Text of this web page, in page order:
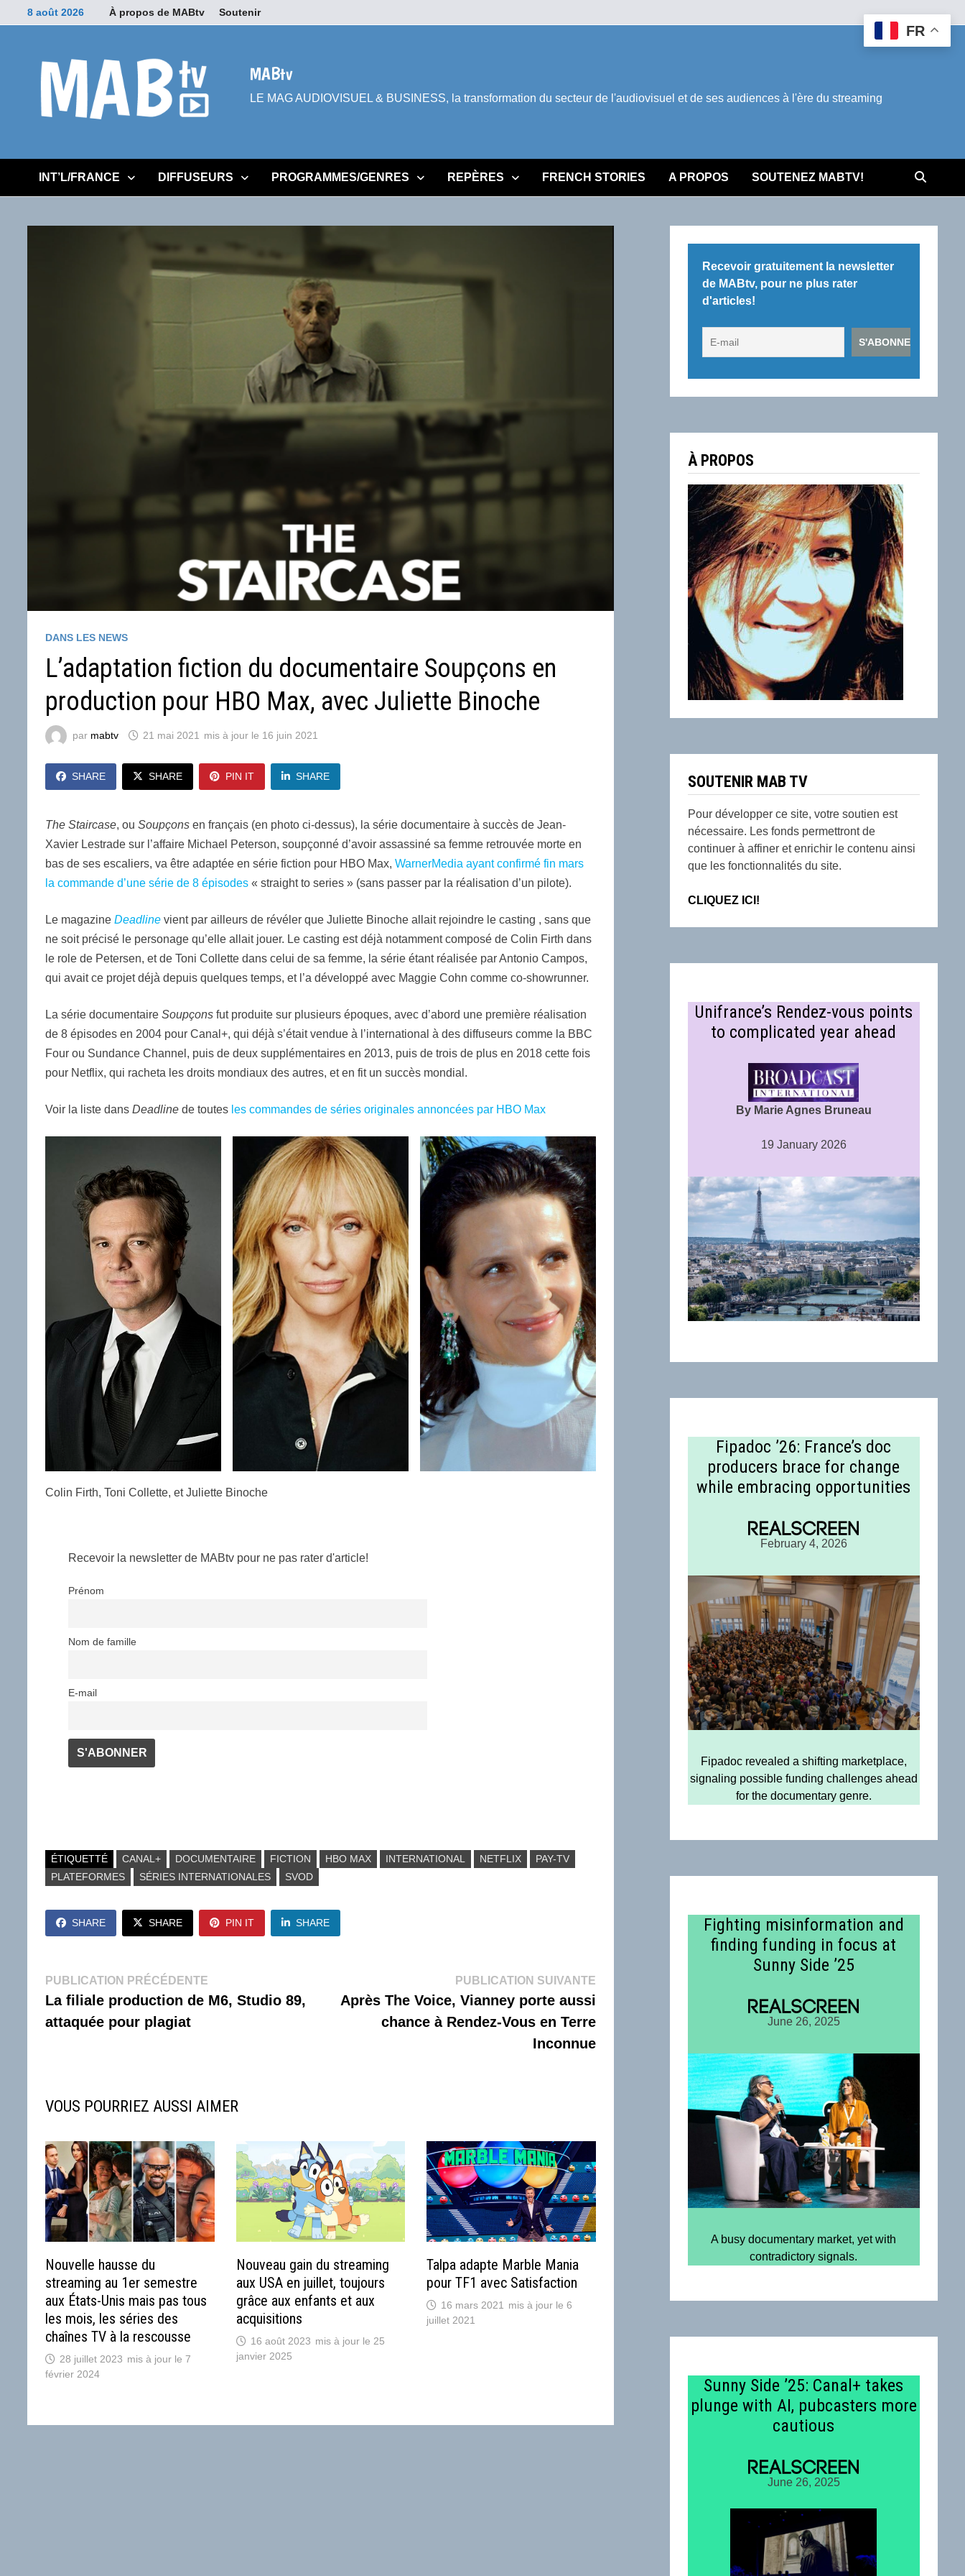
Passer
au
8 août 2026 À propos de MABtv Soutenir
MABtv
LE MAG AUDIOVISUEL & BUSINESS, la transformation du secteur de l'audiovisuel et de ses audiences à l'ère du streaming
INT’L/FRANCE DIFFUSEURS PROGRAMMES/GENRES REPÈRES FRENCH STORIES A PROPOS SOUTENEZ MABTV!
DANS LES NEWS
L’adaptation fiction du documentaire Soupçons en
production pour HBO Max, avec Juliette Binoche
par mabtv 21 mai 2021 16 juin 2021
SHARE SHARE PIN IT SHARE
The Staircase, ouSoupçons en français (en photo ci-dessus), la série documentaire à succès de Jean-
Xavier Lestrade sur l’affaire Michael Peterson, soupçonné d’avoir assassiné sa femme retrouvée morte en
bas de ses escaliers, va être adaptée en série fiction pour HBO Max,WarnerMedia ayant confirmé fin mars
la commande d’une série de 8 épisodes « straight to series » (sans passer par la réalisation d’un pilote).
Le magazineDeadline vient par ailleurs de révéler que Juliette Binoche allait rejoindre le casting , sans que
ne soit précisé le personage qu’elle allait jouer. Le casting est déjà notamment composé de Colin Firth dans
le role de Petersen, et de Toni Collette dans celui de sa femme, la série étant réalisée par Antonio Campos,
qui avait ce projet déjà depuis quelques temps, et l’a développé avec Maggie Cohn comme co-showrunner.
La série documentaireSoupçons fut produite sur plusieurs époques, avec d’abord une première réalisation
de 8 épisodes en 2004 pour Canal+, qui déjà s’était vendue à l’international à des diffuseurs comme la BBC
Four ou Sundance Channel, puis de deux supplémentaires en 2013, puis de trois de plus en 2018 cette fois
pour Netflix, qui racheta les droits mondiaux des autres, et en fit un succès mondial.
Voir la liste dansDeadline de toutes les commandes de séries originales annoncées par HBO Max
Colin Firth, Toni Collette, et Juliette Binoche
Recevoir la newsletter de MABtv pour ne pas rater d'article!
Prénom
Nom de famille
E-mail
ÉTIQUETTÉ CANAL+ DOCUMENTAIRE FICTION HBO MAX INTERNATIONAL NETFLIX
PAY-TV
PLATEFORMES
SÉRIES INTERNATIONALES SVOD
SHARE SHARE PIN IT SHARE
Navigation
de
PUBLICATION PRÉCÉDENTE
précédente :
La filiale production de M6, Studio 89,
attaquée pour plagiat
PUBLICATION SUIVANTEPublication
suivante :
Après The Voice, Vianney porte aussi
chance à Rendez-Vous en Terre
Inconnue
VOUS POURRIEZ AUSSI AIMER
Nouvelle hausse du
streaming au 1er semestre
aux États-Unis mais pas tous
les mois, les séries des
chaînes TV à la rescousse
28 juillet 2023
7
février 2024
Nouveau gain du streaming
aux USA en juillet, toujours
grâce aux enfants et aux
acquisitions
16 août 2023
25
janvier 2025
Talpa adapte Marble Mania
pour TF1 avec Satisfaction
16 mars 2021
6
juillet 2021
Recevoir gratuitement la newsletter
de MABtv, pour ne plus rater
d'articles!
À PROPOS
SOUTENIR MAB TV
Pour développer ce site, votre soutien est
nécessaire. Les fonds permettront de
continuer à affiner et enrichir le contenu ainsi
que les fonctionnalités du site.
CLIQUEZ ICI!
Unifrance’s Rendez-vous points
to complicated year ahead
By Marie Agnes Bruneau
19 January 2026
Fipadoc ’26: France’s doc
producers brace for change
while embracing opportunities
February 4, 2026
Fipadoc revealed a shifting marketplace,
signaling possible funding challenges ahead
for the documentary genre.
Fighting misinformation and
finding funding in focus at
Sunny Side ’25
June 26, 2025
A busy documentary market, yet with
contradictory signals.
Sunny Side ’25: Canal+ takes
plunge with AI, pubcasters more
cautious
June 26, 2025
FR